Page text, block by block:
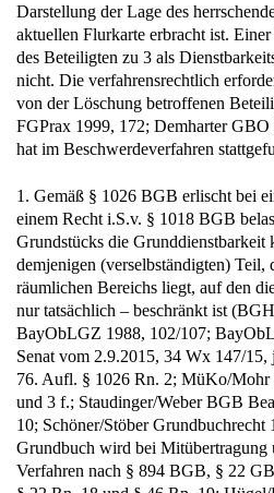
Darstellung der Lage des
aktuellen Flurkarte erbracht ist.
des Beteiligten zu 3 als
nicht. Die verfahrensrechtlich
von der Löschung betroffenen
FGPrax 1999, 172; Demharter
hat im Beschwerdeverfahren
1. Gemäß § 1026 BGB erlischt bei
einem Recht i.S.v. § 1018 BGB
Grundstücks die Grunddienstbarkeit
demjenigen (verselbständigten) Teil,
räumlichen Bereichs liegt, auf den
nur tatsächlich – beschränkt ist
BayObLGZ 1988, 102/107;
Senat vom 2.9.2015, 34 Wx 147/15,
76. Aufl. § 1026 Rn. 2; MüKo/
und 3 f.; Staudinger/Weber BGB
10; Schöner/Stöber
Grundbuch wird bei Mitübertragung
Verfahren nach § 894 BGB, § 22